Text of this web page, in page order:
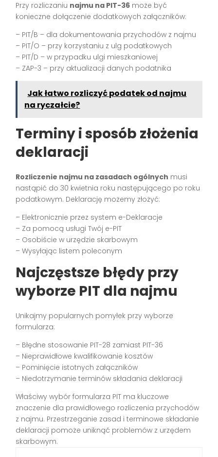
Przy rozliczaniu najmu na PIT-36 może być
konieczne dołączenie dodatkowych załączników:
– PIT/B – dla dokumentowania przychodów z najmu
– PIT/O – przy korzystaniu z ulg podatkowych
– PIT/D – w przypadku ulgi mieszkaniowej
– ZAP-3 – przy aktualizacji danych podatnika
Jak łatwo rozliczyć podatek od najmu
na ryczałcie?
Terminy i sposób złożenia
deklaracji
Rozliczenie najmu na zasadach ogólnych musi
nastąpić do 30 kwietnia roku następującego po roku
podatkowym. Deklarację możemy złożyć:
– Elektronicznie przez system e-Deklaracje
– Za pomocą usługi Twój e-PIT
– Osobiście w urzędzie skarbowym
– Wysyłając listem poleconym
Najczęstsze błędy przy
wyborze PIT dla najmu
Unikajmy popularnych pomyłek przy wyborze
formularza:
– Błędne stosowanie PIT-28 zamiast PIT-36
– Nieprawidłowe kwalifikowanie kosztów
– Pominięcie istotnych załączników
– Niedotrzymanie terminów składania deklaracji
Właściwy wybór formularza PIT ma kluczowe
znaczenie dla prawidłowego rozliczenia przychodów
z najmu. Przestrzeganie zasad i terminowe składanie
deklaracji pomoże uniknąć problemów z urzędem
skarbowym.